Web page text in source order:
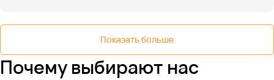
Показать больше
Почему выбирают нас